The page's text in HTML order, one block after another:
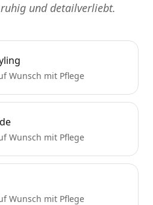
und detailverliebt.
Wunsch mit Pflege
Wunsch mit Pflege
Wunsch mit Pflege